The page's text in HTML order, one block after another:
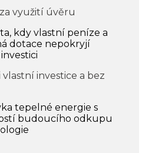
využití úvěru
kdy vlastní peníze a
dotace nepokryjí
investice a bez
tepelné energie s
budoucího odkupu